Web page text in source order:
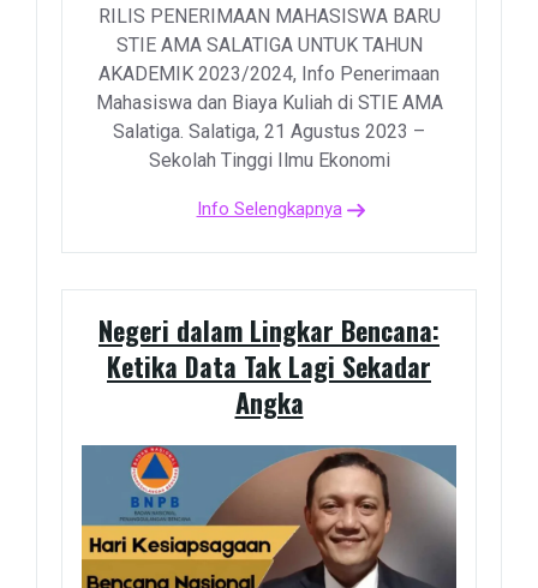
RILIS PENERIMAAN MAHASISWA BARU
STIE AMA SALATIGA UNTUK TAHUN
AKADEMIK 2023/2024, Info Penerimaan
Mahasiswa dan Biaya Kuliah di STIE AMA
Salatiga. Salatiga, 21 Agustus 2023 –
Sekolah Tinggi Ilmu Ekonomi
Info Selengkapnya
Negeri dalam Lingkar Bencana:
Ketika Data Tak Lagi Sekadar
Angka